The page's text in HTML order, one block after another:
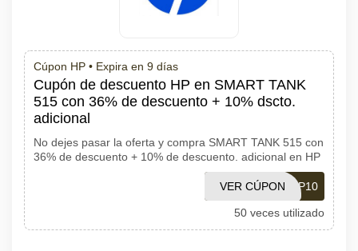
Cúpon HP • Expira en 9 días
Cupón de descuento HP en SMART TANK
515 con 36% de descuento + 10% dscto.
adicional
No dejes pasar la oferta y compra SMART TANK 515 con
36% de descuento + 10% de descuento. adicional en HP
1001-HP10
VER CÚPON
50 veces utilizado